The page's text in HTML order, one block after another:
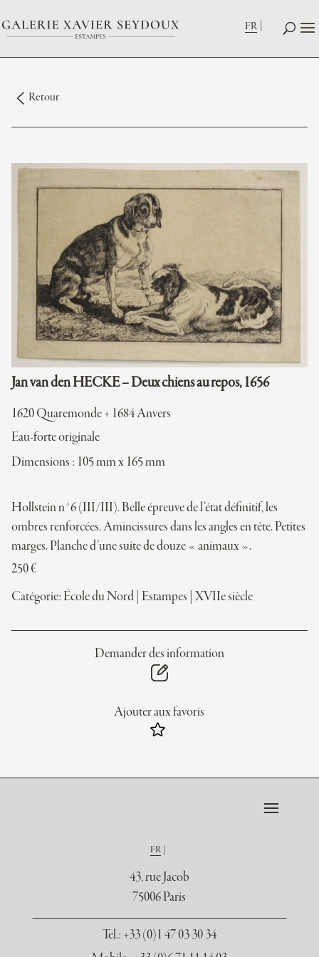
FR
Retour
Jan van den HECKE – Deux chiens au repos, 1656
1620 Quaremonde + 1684 Anvers
Eau-forte originale
Dimensions : 105 mm x 165 mm
Hollstein n°6 (III/III). Belle épreuve de l’état définitif, les
ombres renforcées. Amincissures dans les angles en tête. Petites
marges. Planche d’une suite de douze « animaux ».
250€
Catégorie: École du Nord Estampes XVIIe siècle
Demander des information
Ajouter aux favoris
FR
43, rue Jacob
75006 Paris
Tel.: +33 (0)1 47 03 30 34